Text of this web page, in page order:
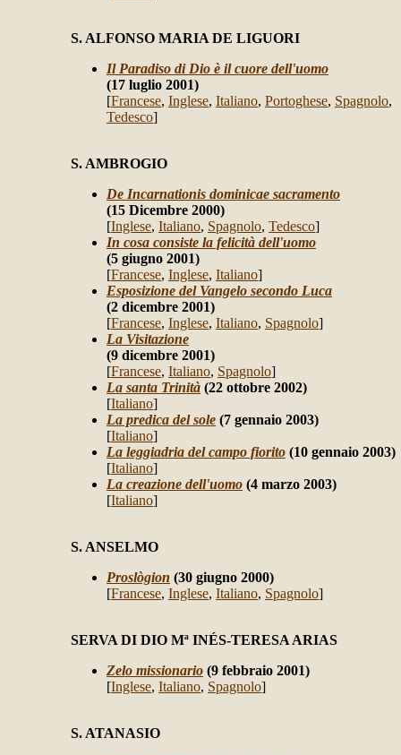
S. ALFONSO MARIA DE LIGUORI
Il Paradiso di Dio è il cuore dell'uomo
(17 luglio 2001)
[Francese, Inglese, Italiano, Portoghese, Spagnolo,
Tedesco]
S. AMBROGIO
De Incarnationis dominicae sacramento
(15 Dicembre 2000)
[Inglese, Italiano, Spagnolo, Tedesco]
In cosa consiste la felicità dell'uomo
(5 giugno 2001)
[Francese, Inglese, Italiano]
Esposizione del Vangelo secondo Luca
(2 dicembre 2001)
[Francese, Inglese, Italiano, Spagnolo]
La Visitazione
(9 dicembre 2001)
[Francese, Italiano, Spagnolo]
La santa Trinità (22 ottobre 2002)
[Italiano]
La predica del sole (7 gennaio 2003)
[Italiano]
La leggiadria del campo fiorito (10 gennaio 2003)
[Italiano]
La creazione dell'uomo (4 marzo 2003)
[Italiano]
S. ANSELMO
Proslògion (30 giugno 2000)
[Francese, Inglese, Italiano, Spagnolo]
SERVA DI DIO Mª INÉS-TERESA ARIAS
Zelo missionario (9 febbraio 2001)
[Inglese, Italiano, Spagnolo]
S. ATANASIO